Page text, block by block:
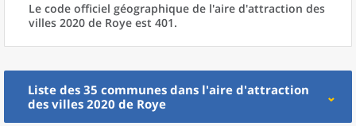
Le code officiel géographique de l'aire d'attraction des
villes 2020 de Roye est 401.
Liste des 35 communes dans l'aire d'attraction
des villes 2020 de Roye